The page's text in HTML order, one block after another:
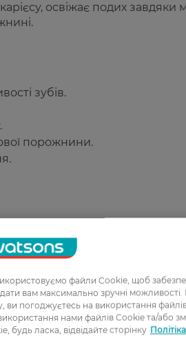
освіжає подих завдяки
зубів.
порожнини.
зубну щітку та чистіть зуби
файли Cookie, щоб
вам максимально зручні
ви погоджуєтесь на використання
нами файлів Cookie та/або
будь ласка, відвідайте сторінку